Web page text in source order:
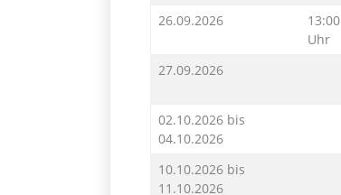
26.09.2026
13:00
Uhr
27.09.2026
02.10.2026 bis
04.10.2026
10.10.2026 bis
11.10.2026